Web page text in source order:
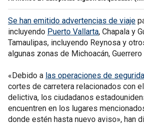
Se han emitido advertencias de viaje
incluyendo Puerto Vallarta, Chapala y
Tamaulipas, incluyendo Reynosa y
algunas zonas de Michoacán,
«Debido a las operaciones de
cortes de carretera relacionados con
delictiva, los ciudadanos
encuentren en los lugares
donde estén hasta nuevo aviso», han